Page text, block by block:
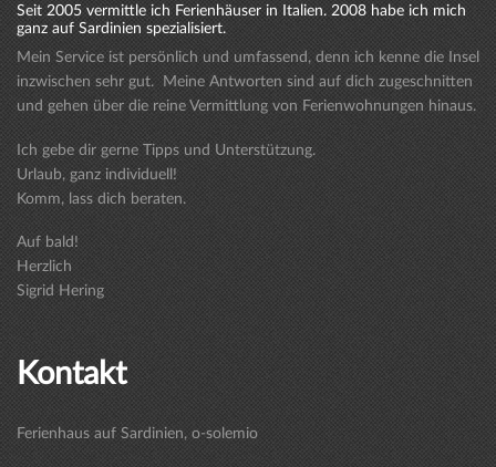
Seit 2005 vermittle ich Ferienhäuser in Italien. 2008 habe ich mich
ganz auf Sardinien spezialisiert.
Mein Service ist persönlich und umfassend, denn ich kenne die Insel
inzwischen sehr gut. Meine Antworten sind auf dich zugeschnitten
und gehen über die reine Vermittlung von Ferienwohnungen hinaus.
Ich gebe dir gerne Tipps und Unterstützung.
Urlaub, ganz individuell!
Komm, lass dich beraten.
Auf bald!
Herzlich
Sigrid Hering
Kontakt
Ferienhaus auf Sardinien, o-solemio